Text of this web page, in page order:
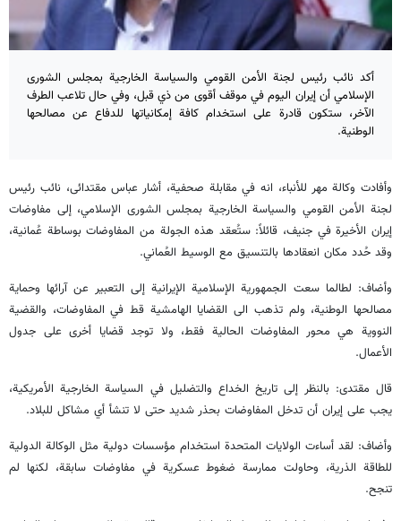
أكد نائب رئيس لجنة الأمن القومي والسياسة الخارجية بمجلس الشورى
الإسلامي أن إيران اليوم في موقف أقوى من ذي قبل، وفي حال تلاعب الطرف
الآخر، ستكون قادرة على استخدام كافة إمكانياتها للدفاع عن مصالحها
الوطنية.
وأفادت وكالة مهر للأنباء، انه في مقابلة صحفية، أشار عباس مقتدائى، نائب رئيس
لجنة الأمن القومي والسياسة الخارجية بمجلس الشورى الإسلامي، إلى مفاوضات
إيران الأخيرة في جنيف، قائلاً: ستُعقد هذه الجولة من المفاوضات بوساطة عُمانية،
وقد حُدد مكان انعقادها بالتنسيق مع الوسيط العُماني.
وأضاف: لطالما سعت الجمهورية الإسلامية الإيرانية إلى التعبير عن آرائها وحماية
مصالحها الوطنية، ولم تذهب الى القضايا الهامشية قط في المفاوضات، والقضية
النووية هي محور المفاوضات الحالية فقط، ولا توجد قضايا أخرى على جدول
الأعمال.
قال مقتدى: بالنظر إلى تاريخ الخداع والتضليل في السياسة الخارجية الأمريكية،
يجب على إيران أن تدخل المفاوضات بحذر شديد حتى لا تنشأ أي مشاكل للبلاد.
وأضاف: لقد أساءت الولايات المتحدة استخدام مؤسسات دولية مثل الوكالة الدولية
للطاقة الذرية، وحاولت ممارسة ضغوط عسكرية في مفاوضات سابقة، لكنها لم
تنجح.